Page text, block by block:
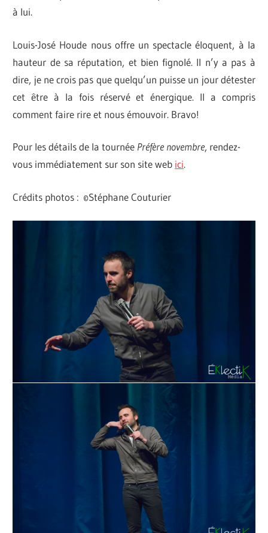
à lui.
Louis-José Houde nous offre un spectacle éloquent, à la
hauteur de sa réputation, et bien fignolé. Il n’y a pas à
dire, je ne crois pas que quelqu’un puisse un jour détester
cet être à la fois réservé et énergique. Il a compris
comment faire rire et nous émouvoir. Bravo!
Pour les détails de la tournée Préfère novembre, rendez-
vous immédiatement sur son site web ici.
Crédits photos : ©Stéphane Couturier